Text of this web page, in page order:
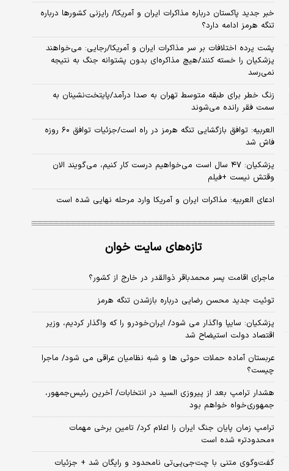
خبر جدید پاکستان درباره مذاکرات ایران و آمریکا/ رایزنی کشورها درباره
تنگه هرمز ادامه دارد؟
پشت پرده اختلافات بر سر مذاکرات ایران و آمریکا/رجایی: می‌خواهند
پزشکیان را خسته کنند/هیچ مذاکره‌ای بدون پشتوانه جنگ به نتیجه
نمی‌رسد
زنگ خطر برای طبقه متوسط تهران به صدا درآمد/پایتخت‌نشینان به
سمت فقر رانده می‌شوند
العربیه: توافق بازگشایی تنگه هرمز در راه است/جزئیات توافق ۶۰ روزه
فاش شد
پزشکیان: ۴۷ سال است می‌خواهیم درست کار کنیم، می‌گویند الان
وقتش نیست +فیلم
ادعای العربیه: مذاکرات ایران و آمریکا وارد مرحله نهایی شده است
تازه‌های سایت خوان
ماجرای اقامت پسر محمدباقر ذوالقدر در خارج از کشور؟
توئیت جدید محسن رضایی درباره بازشدن تنگه هرمز
پزشکیان: سایپا واگذار می شود/ ایران‌خودرو را که واگذار کردیم، وزیر
اقتصاد دولت استیضاح شد
عربستان آماده حملات حوثی ها و شبه نظامیان عراقی می شود/ ماجرا
چیست؟
هشدار ترامپ بعد از پیروزی السید در انتخابات/ آخرین رئیس‌جمهور،
جمهوری‌خواه خواهم بود
ترامپ زمان پایان جنگ ایران را اعلام کرد/ تامین برخی مهمات
«محدودتر» شده است
گفت‌وگوی متنی با چت‌جی‌پی‌تی نامحدود و رایگان شد + جزئیات